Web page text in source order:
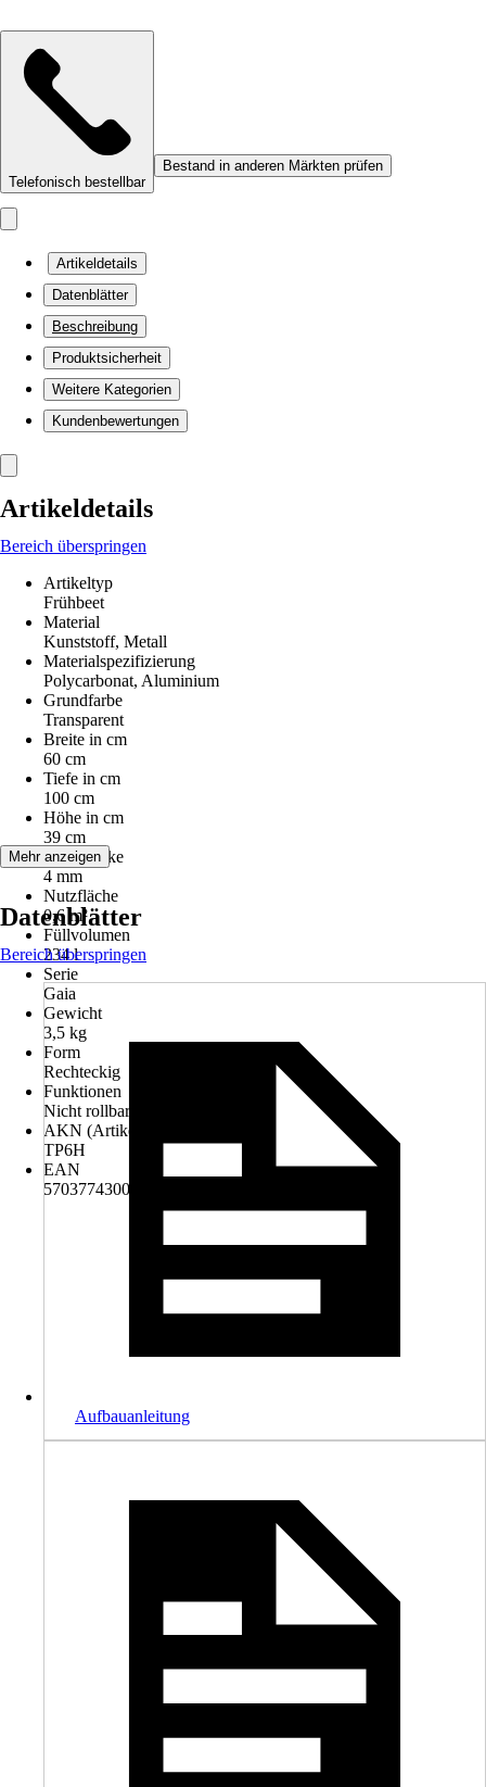
Telefonisch bestellbar
Bestand in anderen Märkten prüfen
Artikeldetails
Datenblätter
Beschreibung
Produktsicherheit
Weitere Kategorien
Kundenbewertungen
Artikeldetails
Bereich überspringen
Artikeltyp
Frühbeet
Material
Kunststoff, Metall
Materialspezifizierung
Polycarbonat, Aluminium
Grundfarbe
Transparent
Breite in cm
60 cm
Tiefe in cm
100 cm
Höhe in cm
39 cm
Wandstärke
4 mm
Nutzfläche
0,6 m²
Füllvolumen
234 l
Serie
Gaia
Gewicht
3,5 kg
Form
Rechteckig
Funktionen
Nicht rollbar
AKN (Artikelkurznummer)
TP6H
EAN
5703774300448
Mehr anzeigen
Datenblätter
Bereich überspringen
Aufbauanleitung